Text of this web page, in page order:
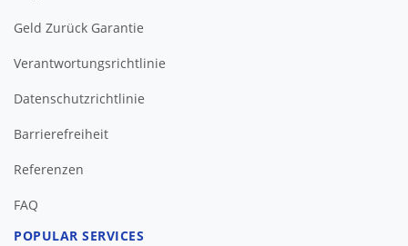
Geld Zurück Garantie
Verantwortungsrichtlinie
Datenschutzrichtlinie
Barrierefreiheit
FAQ
POPULAR SERVICES